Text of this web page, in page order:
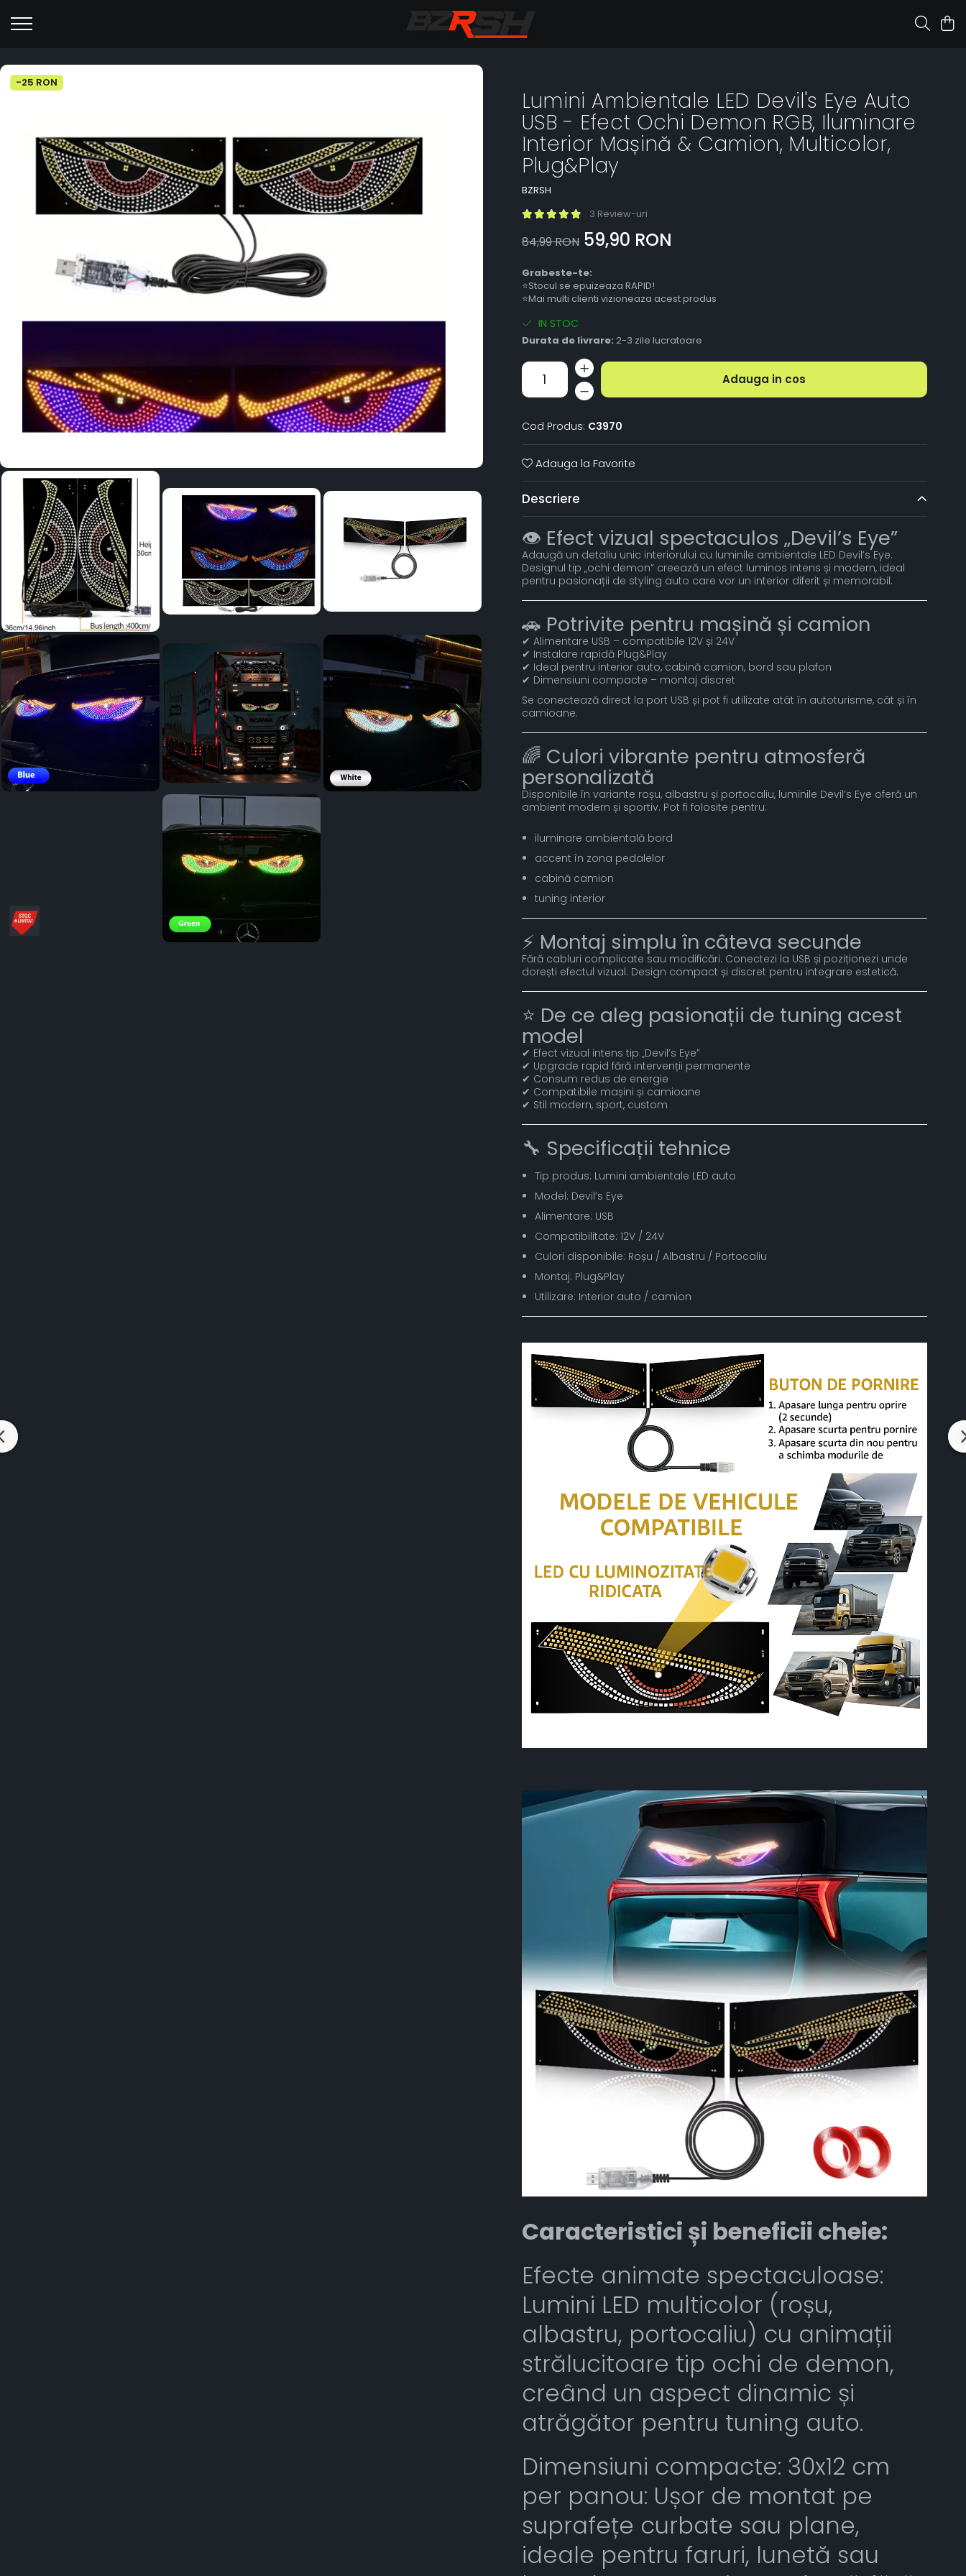
-25 RON
Lumini Ambientale LED Devil's Eye Auto
USB - Efect Ochi Demon RGB, Iluminare
Interior Mașină & Camion, Multicolor,
Plug&Play
BZRSH
3 Review-uri
84,99 RON 59,90 RON
Grabeste-te:
⭐Stocul se epuizeaza RAPID!
⭐Mai multi clienti vizioneaza acest produs
IN STOC
Durata de livrare: 2-3 zile lucratoare
Adauga in cos
Cod Produs: C3970
Adauga la Favorite
Descriere
👁️ Efect vizual spectaculos „Devil’s Eye”
Adaugă un detaliu unic interiorului cu luminile ambientale LED Devil’s Eye.
Designul tip „ochi demon” creează un efect luminos intens și modern, ideal
pentru pasionații de styling auto care vor un interior diferit și memorabil.
🚗 Potrivite pentru mașină și camion
✔ Alimentare USB – compatibile 12V și 24V
✔ Instalare rapidă Plug&Play
✔ Ideal pentru interior auto, cabină camion, bord sau plafon
✔ Dimensiuni compacte – montaj discret
Se conectează direct la port USB și pot fi utilizate atât în autoturisme, cât și în
camioane.
🌈 Culori vibrante pentru atmosferă
personalizată
Disponibile în variante roșu, albastru și portocaliu, luminile Devil’s Eye oferă un
ambient modern și sportiv. Pot fi folosite pentru:
iluminare ambientală bord
accent în zona pedalelor
cabină camion
tuning interior
⚡ Montaj simplu în câteva secunde
Fără cabluri complicate sau modificări. Conectezi la USB și poziționezi unde
dorești efectul vizual. Design compact și discret pentru integrare estetică.
⭐ De ce aleg pasionații de tuning acest
model
✔ Efect vizual intens tip „Devil’s Eye”
✔ Upgrade rapid fără intervenții permanente
✔ Consum redus de energie
✔ Compatibile mașini și camioane
✔ Stil modern, sport, custom
🔧 Specificații tehnice
Tip produs: Lumini ambientale LED auto
Model: Devil’s Eye
Alimentare: USB
Compatibilitate: 12V / 24V
Culori disponibile: Roșu / Albastru / Portocaliu
Montaj: Plug&Play
Utilizare: Interior auto / camion
Caracteristici și beneficii cheie:
Efecte animate spectaculoase:
Lumini LED multicolor (roșu,
albastru, portocaliu) cu animații
strălucitoare tip ochi de demon,
creând un aspect dinamic și
atrăgător pentru tuning auto.
Dimensiuni compacte: 30x12 cm
per panou: Ușor de montat pe
suprafețe curbate sau plane,
ideale pentru faruri, lunetă sau